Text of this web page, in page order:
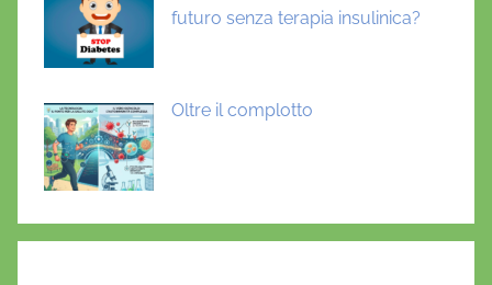
futuro senza terapia insulinica?
Oltre il complotto